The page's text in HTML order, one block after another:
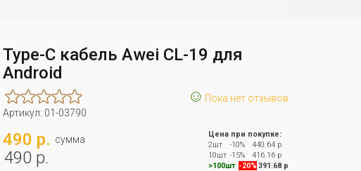
Type-C кабель Awei CL-19 для
Android
☺ Пока нет отзывов
Артикул: 01-03790
490 р. сумма
490 р.
Цена при покупке:
2шт
-10%
440.64 р
10шт -15%
416.16 р
>100шт -20% 391.68 р